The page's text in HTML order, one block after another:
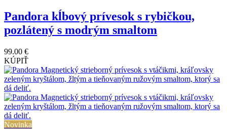
Pandora kĺbový prívesok s rybičkou,
pozlátený s modrým smaltom
99.00 €
KÚPIŤ
Novinka